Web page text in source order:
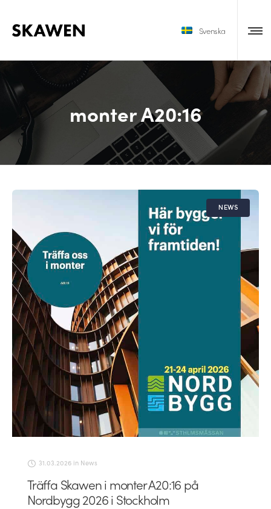
Svenska
monter A20:16
NEWS
31.03.2026 in News
Träffa Skawen i monter A20:16 på
Nordbygg 2026 i Stockholm